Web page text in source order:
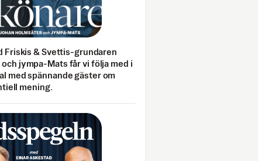
Friskis & Svettis-grundaren
jympa-Mats får vi följa med i
med spännande gäster om
mening.